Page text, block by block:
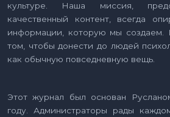
культуре. Наша миссия,
качественный контент, всегда
информации, которую мы создаем.
том, чтобы донести до людей
как обычную повседневную вещь.
Этот журнал был основан
году. Администраторы рады